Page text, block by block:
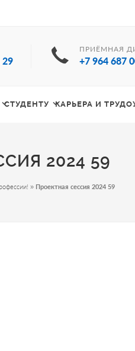
29
ПРИЁМНАЯ
+7 964 687
СТУДЕНТУ КАРЬЕРА И
2024 59
» Проектная сессия 2024 59